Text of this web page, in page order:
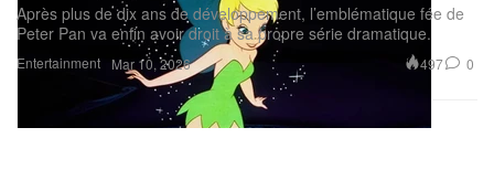
Entertainment
Après plus de dix ans de développement, l’emblématique fée de
Peter Pan va enfin avoir droit à sa propre série dramatique.
Mar 10, 2026 497 0